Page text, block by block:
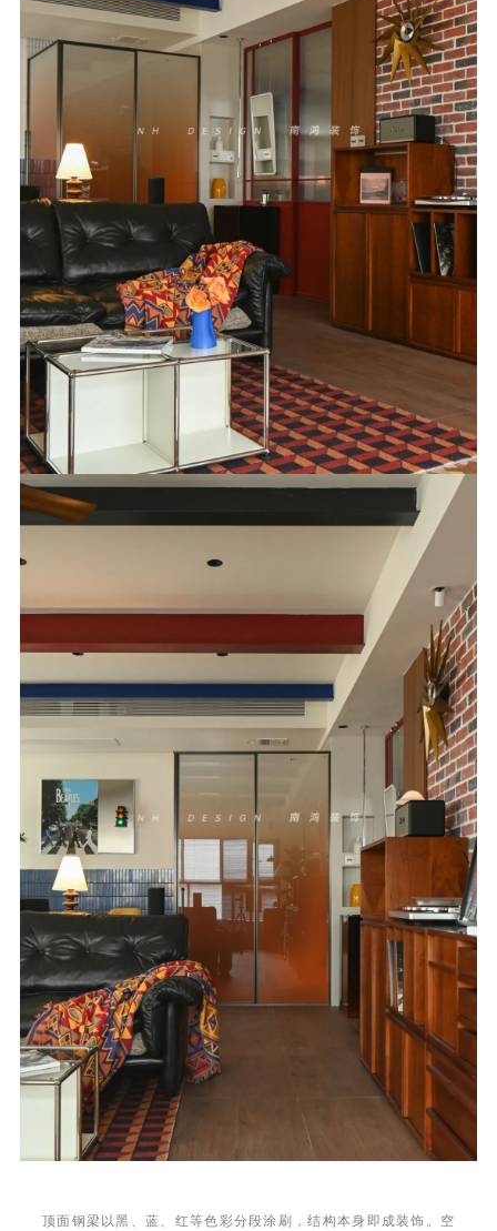
顶面钢梁以黑、蓝、红等色彩分段涂刷，结构本身即成装饰。空